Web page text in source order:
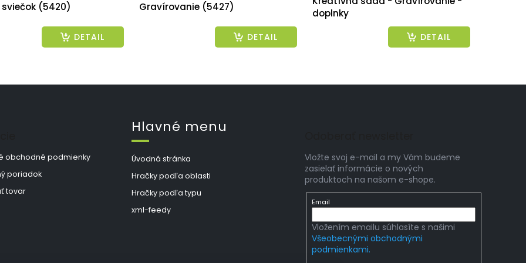
(5420)
DETAIL
Gravírovanie (5427)
DETAIL
doplnky
DETAIL
obchodné podmienky
poriadok
tovar
Hlavné menu
Úvodná stránka
Hračky podľa oblasti
Hračky podľa typu
xml-feedy
Vložte svoj e-mail a my Vám budeme
zasielať informácie o nových
produktoch na našom e-shope.
Email
Vložením emailu súhlasíte s našimi
Všeobecnými obchodnými
podmienkami.